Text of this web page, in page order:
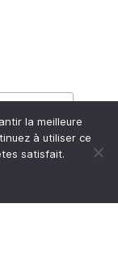
la meilleure
à utiliser ce
satisfait.